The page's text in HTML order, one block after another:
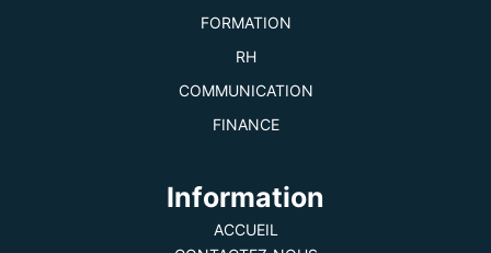
FORMATION
RH
COMMUNICATION
FINANCE
Information
ACCUEIL